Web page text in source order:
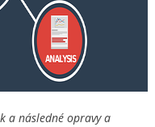
a následné opravy a